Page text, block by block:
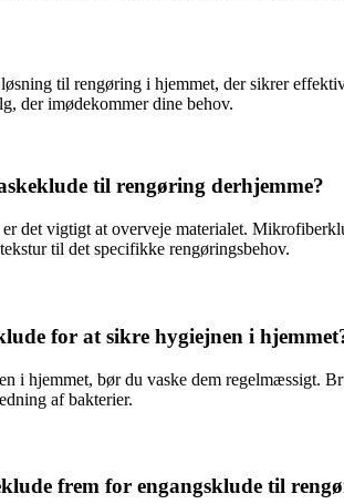
til rengøring i hjemmet, der sikrer
der imødekommer dine behov.
til rengøring derhjemme?
det vigtigt at overveje materialet.
til det specifikke rengøringsbehov.
for at sikre hygiejnen i
i hjemmet, bør du vaske dem regelmæssigt.
af bakterier.
frem for engangsklude til